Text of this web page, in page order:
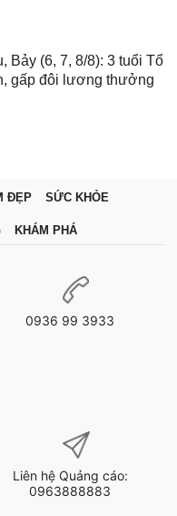
Bảy (6, 7, 8/8): 3 tuổi Tổ
gấp đôi lương thưởng
ĐẸP SỨC KHỎE
KHÁM PHÁ
0936 99 3933
Liên hệ Quảng cáo:
0963888883